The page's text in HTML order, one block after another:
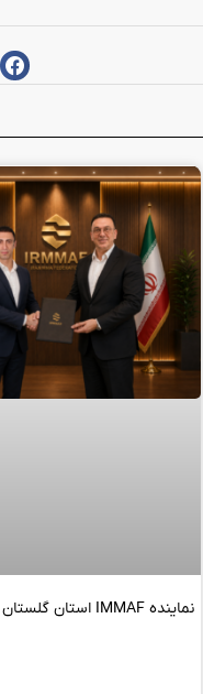
نماینده IMMAF استان گلستان منصوب شد